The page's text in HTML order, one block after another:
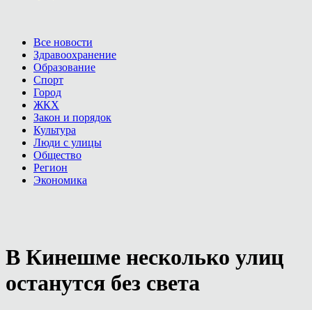
Все новости
Здравоохранение
Образование
Спорт
Город
ЖКХ
Закон и порядок
Культура
Люди с улицы
Общество
Регион
Экономика
В Кинешме несколько улиц
останутся без света